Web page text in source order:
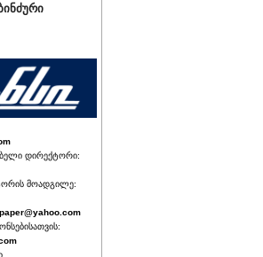
დირექტორი:
მოადგილე: